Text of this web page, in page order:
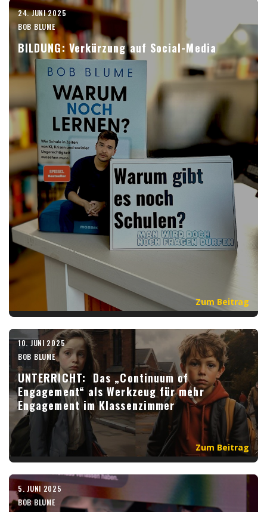
24. JUNI 2025
BOB BLUME
BILDUNG: Verkürzung auf Social-Media
Zum Beitrag
10. JUNI 2025
BOB BLUME
UNTERRICHT: Das „Continuum of
Engagement“ als Werkzeug für mehr
Engagement im Klassenzimmer
Zum Beitrag
5. JUNI 2025
BOB BLUME